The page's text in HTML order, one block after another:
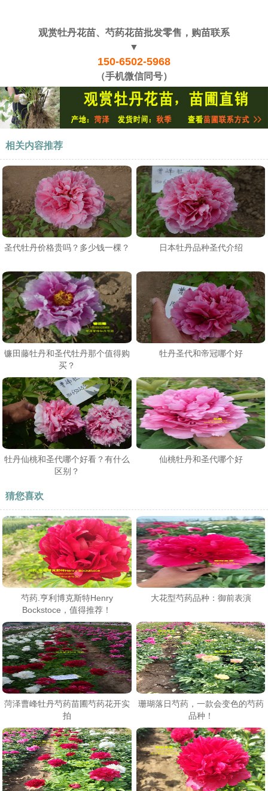
观赏牡丹花苗、芍药花苗批发零售，购苗联系
▼
150-6502-5968
（手机微信同号）
相关内容推荐
圣代牡丹价格贵吗？多少钱一棵？ 日本牡丹品种圣代介绍
镰田藤牡丹和圣代牡丹那个值得购
买？
牡丹圣代和帝冠哪个好
牡丹仙桃和圣代哪个好看？有什么
区别？
仙桃牡丹和圣代哪个好
猜您喜欢
芍药.亨利博克斯特Henry
Bockstoce，值得推荐！
大花型芍药品种：御前表演
菏泽曹峰牡丹芍药苗圃芍药花开实
拍
珊瑚落日芍药，一款会变色的芍药
品种！